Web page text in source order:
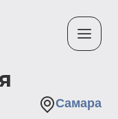
Самара